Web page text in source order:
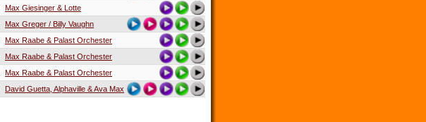
Max Giesinger & Lotte
Max Greger / Billy Vaughn
Max Raabe & Palast Orchester
Max Raabe & Palast Orchester
Max Raabe & Palast Orchester
David Guetta, Alphaville & Ava Max